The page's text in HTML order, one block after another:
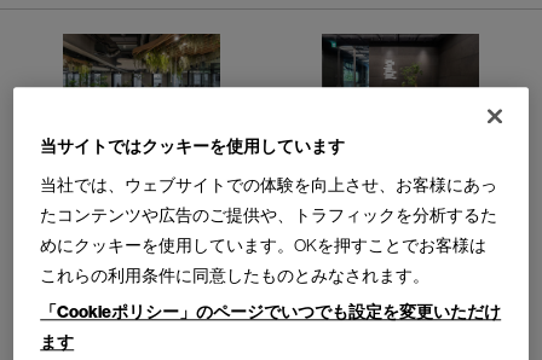
CATALOGUES
PROFESSIONAL
ONLINE STORE
INPEX JAPAN フロントプレイス千代田一番町
ロジスクエアふじみ野B 将棋会館
当サイトではクッキーを使用しています
当社では、ウェブサイトでの体験を向上させ、お客様にあっ
たコンテンツや広告のご提供や、トラフィックを分析するた
めにクッキーを使用しています。OKを押すことでお客様は
これらの利用条件に同意したものとみなされます。
「Cookieポリシー」のページでいつでも設定を変更いただけ
ます